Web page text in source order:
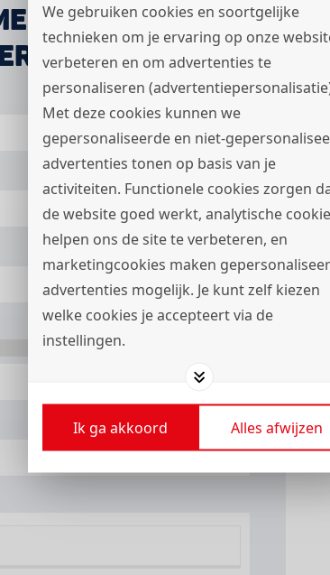
We gebruiken cookies en soortgelijke
technieken om je ervaring op onze
verbeteren en om advertenties te
personaliseren
Met deze cookies kunnen we
gepersonaliseerde en niet-
advertenties tonen op basis van je
activiteiten. Functionele cookies zorgen
de website goed werkt, analytische
helpen ons de site te verbeteren, en
marketingcookies maken
advertenties mogelijk. Je kunt zelf kiezen
welke cookies je accepteert via de
instellingen.
Ik ga akkoord Alles afwijzen
+31